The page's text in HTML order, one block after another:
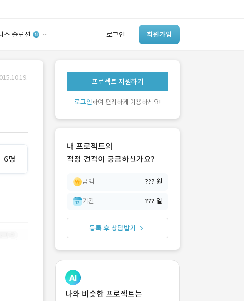
스 솔루션 로그인 회원가입
드 케어
유사사례 검색 AI
‘이런 거’ 만들어본
개발 회사 있어?
6명
프로젝트 지원하기
로그인하여 편리하게 이용하세요!
내 프로젝트의
적정 견적이 궁금하신가요?
금액 ??? 원
기간 ??? 일
등록 후 상담받기
나와 비슷한 프로젝트는